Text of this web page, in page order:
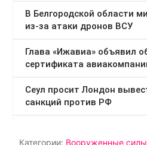
Категории: Вооруженные силы